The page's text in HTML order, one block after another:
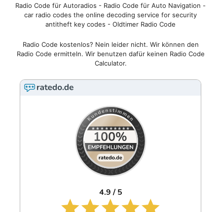
Radio Code für Autoradios - Radio Code für Auto Navigation -
car radio codes the online decoding service for security
antitheft key codes - Oldtimer Radio Code
Radio Code kostenlos? Nein leider nicht. Wir können den
Radio Code ermitteln. Wir benutzen dafür keinen Radio Code
Calculator.
4.9 / 5